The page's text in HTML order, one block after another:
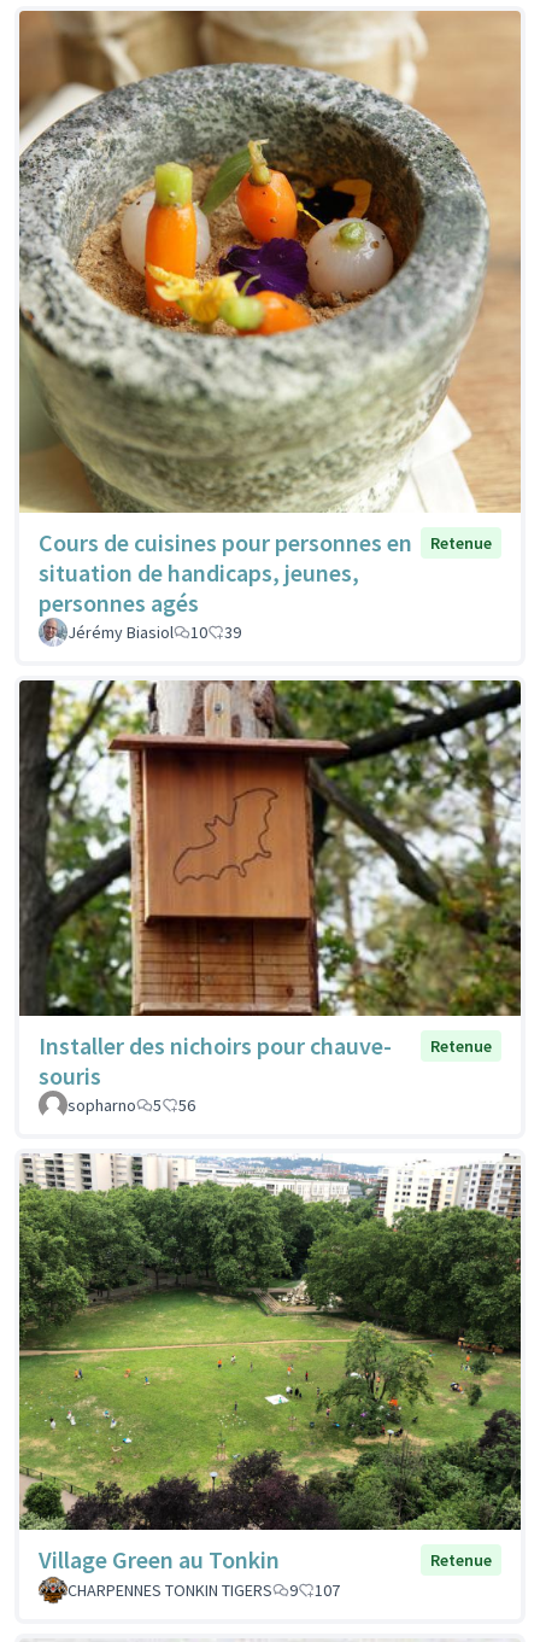
Cours de cuisines pour personnes en
situation de handicaps, jeunes,
personnes agés
Retenue
Jérémy Biasiol 10 39
Installer des nichoirs pour chauve-
souris
Retenue
sopharno 5 56
Village Green au Tonkin
Retenue
CHARPENNES TONKIN TIGERS
9 107